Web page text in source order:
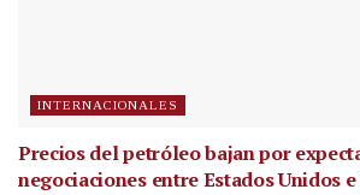
INTERNACIONALES
Precios del petróleo bajan por
negociaciones entre Estados Unidos